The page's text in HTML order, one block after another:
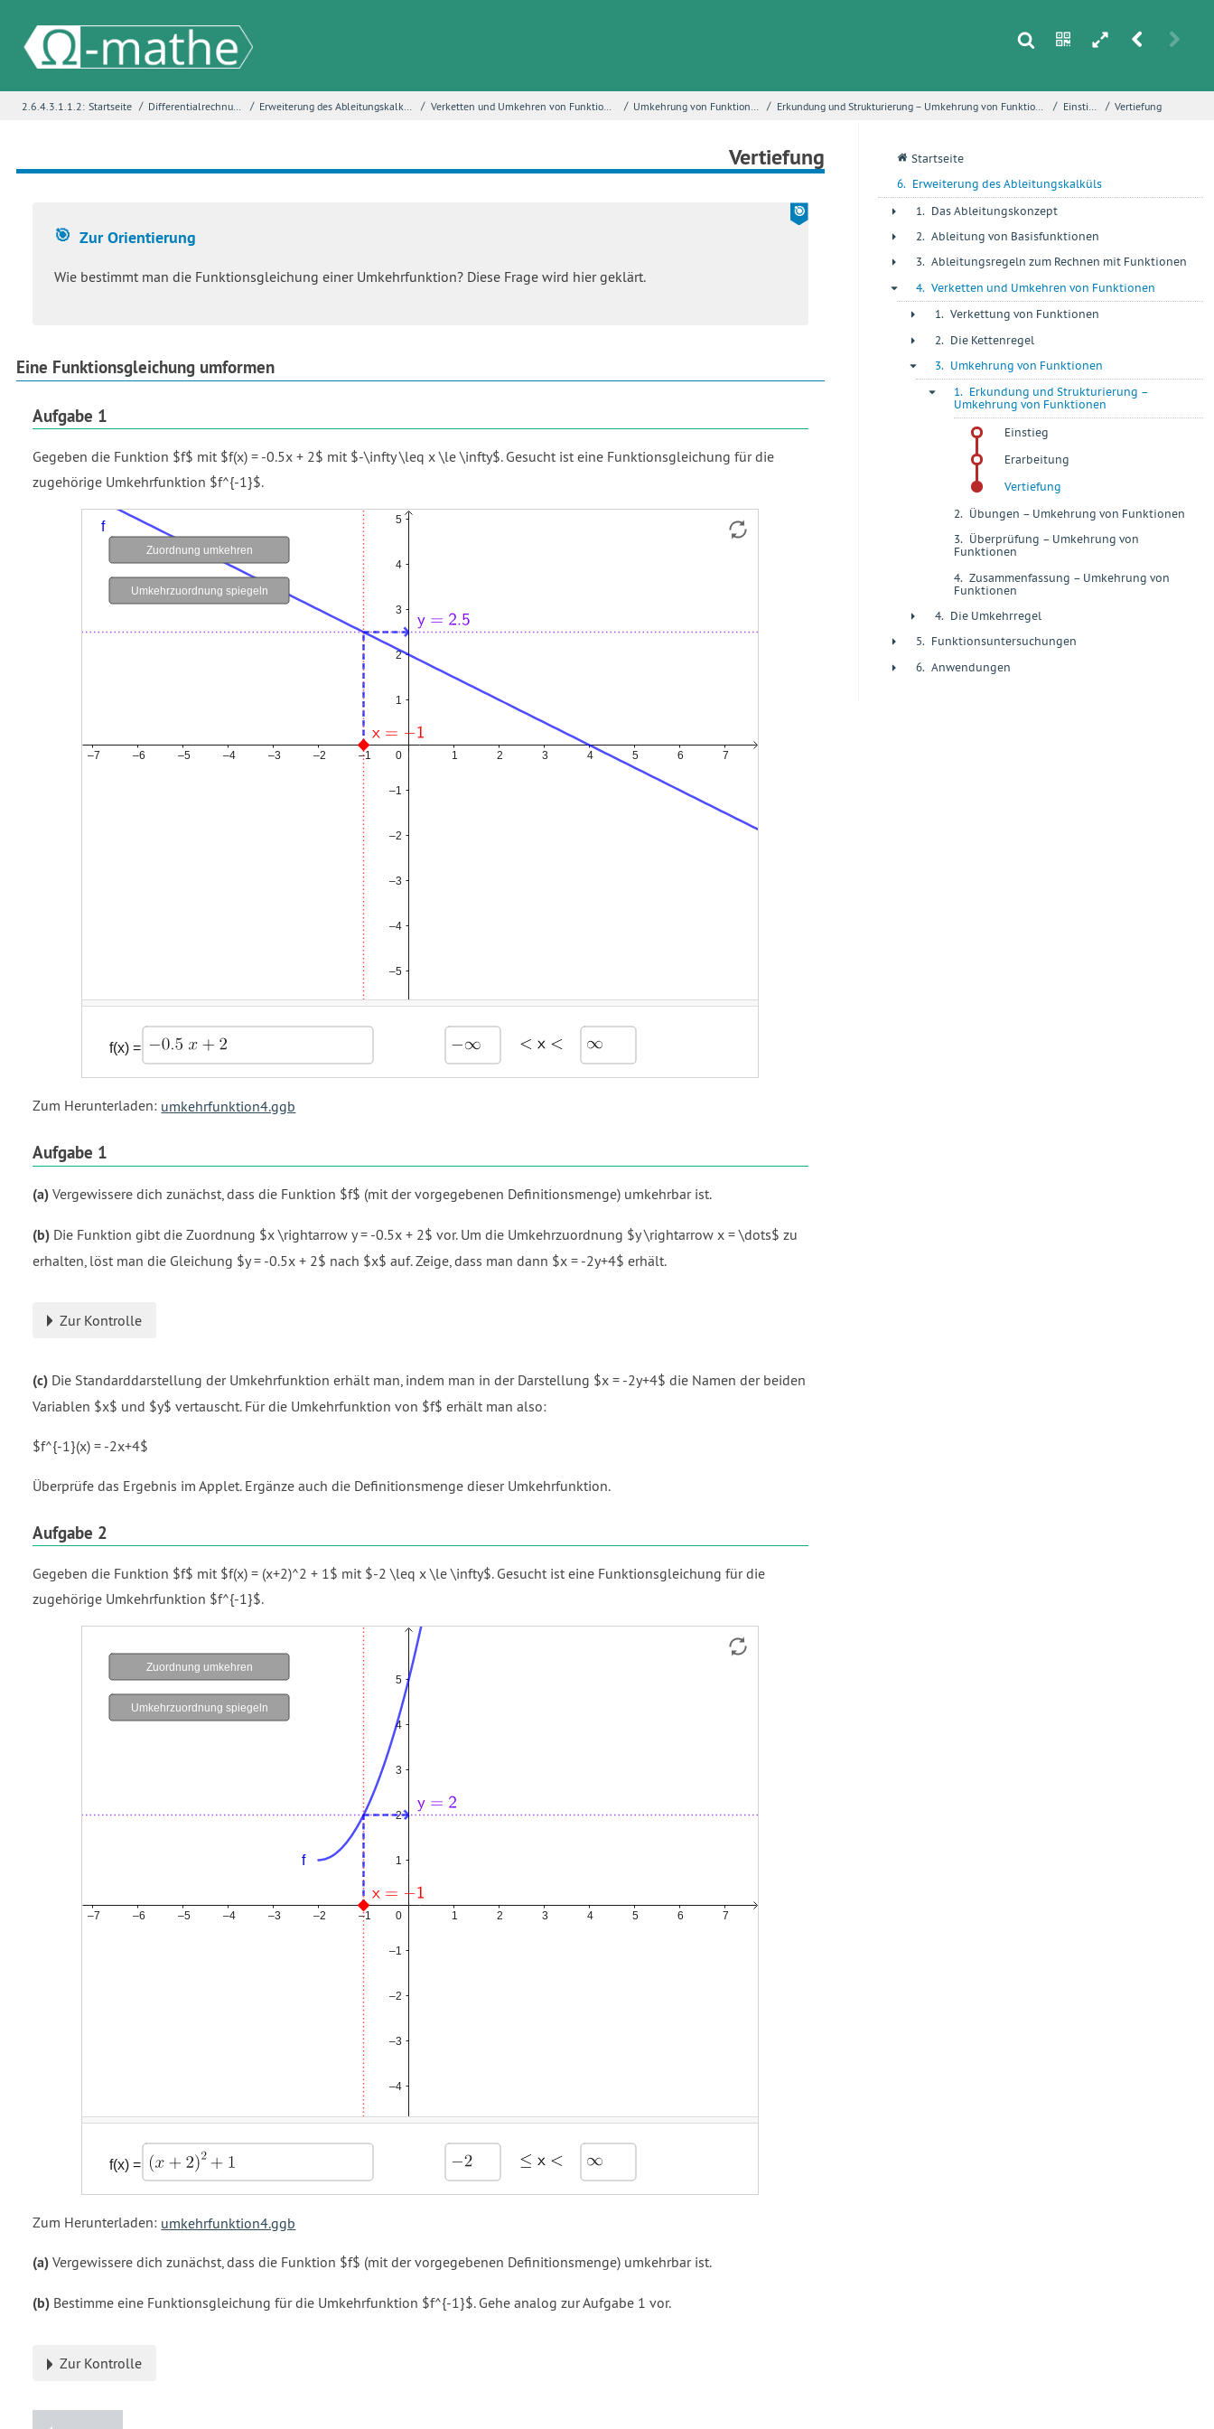
s n h r u
2.6.4.3.1.1.2: Startseite / Differentialrechnung / Erweiterung des Ableitungskalküls / Verketten und Umkehren von Funktionen / Umkehrung von Funktionen / Erkundung und Strukturierung – Umkehrung von Funktionen / Einstieg / Vertiefung
Vertiefung
Zur Orientierung
Wie bestimmt man die Funktionsgleichung einer Umkehrfunktion? Diese Frage wird hier geklärt.
Eine Funktionsgleichung umformen
Aufgabe 1
Gegeben die Funktion $f$ mit $f(x) = -0.5x + 2$ mit $-\infty \leq x \le \infty$. Gesucht ist eine Funktionsgleichung für die
zugehörige Umkehrfunktion $f^{-1}$.
Zum Herunterladen: umkehrfunktion4.ggb
Aufgabe 1
(a) Vergewissere dich zunächst, dass die Funktion $f$ (mit der vorgegebenen Definitionsmenge) umkehrbar ist.
(b) Die Funktion gibt die Zuordnung $x \rightarrow y = -0.5x + 2$ vor. Um die Umkehrzuordnung $y \rightarrow x = \dots$ zu
erhalten, löst man die Gleichung $y = -0.5x + 2$ nach $x$ auf. Zeige, dass man dann $x = -2y+4$ erhält.
Zur Kontrolle
(c) Die Standarddarstellung der Umkehrfunktion erhält man, indem man in der Darstellung $x = -2y+4$ die Namen der beiden
Variablen $x$ und $y$ vertauscht. Für die Umkehrfunktion von $f$ erhält man also:
$f^{-1}(x) = -2x+4$
Überprüfe das Ergebnis im Applet. Ergänze auch die Definitionsmenge dieser Umkehrfunktion.
Aufgabe 2
Gegeben die Funktion $f$ mit $f(x) = (x+2)^2 + 1$ mit $-2 \leq x \le \infty$. Gesucht ist eine Funktionsgleichung für die
zugehörige Umkehrfunktion $f^{-1}$.
Zum Herunterladen: umkehrfunktion4.ggb
(a) Vergewissere dich zunächst, dass die Funktion $f$ (mit der vorgegebenen Definitionsmenge) umkehrbar ist.
(b) Bestimme eine Funktionsgleichung für die Umkehrfunktion $f^{-1}$. Gehe analog zur Aufgabe 1 vor.
Zur Kontrolle
q Startseite
6. Erweiterung des Ableitungskalküls
+ 1. Das Ableitungskonzept
+ 2. Ableitung von Basisfunktionen
+ 3. Ableitungsregeln zum Rechnen mit Funktionen
- 4. Verketten und Umkehren von Funktionen
+ 1. Verkettung von Funktionen
+ 2. Die Kettenregel
- 3. Umkehrung von Funktionen
- 1. Erkundung und Strukturierung –
Umkehrung von Funktionen
Einstieg
Erarbeitung
Vertiefung
2. Übungen – Umkehrung von Funktionen
3. Überprüfung – Umkehrung von
Funktionen
4. Zusammenfassung – Umkehrung von
Funktionen
+ 4. Die Umkehrregel
+ 5. Funktionsuntersuchungen
+ 6. Anwendungen
Seite*